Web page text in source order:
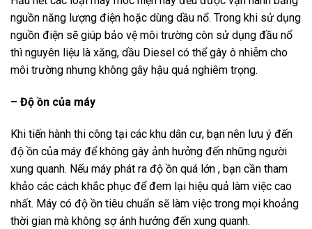
nguồn năng lượng điện hoặc dùng dầu nổ. Trong khi sử dụng
nguồn điện sẽ giúp bảo vệ môi trường còn sử dụng đầu nổ
thì nguyên liệu là xăng, dầu Diesel có thể gây ô nhiễm cho
môi trường nhưng không gây hậu quả nghiêm trọng.
– Độ ồn của máy
Khi tiến hành thi công tại các khu dân cư, bạn nên lưu ý đến
độ ồn của máy để không gây ảnh hưởng đến những người
xung quanh. Nếu máy phát ra độ ồn quá lớn , bạn cần tham
khảo các cách khắc phục để đem lại hiệu quả làm việc cao
nhất. Máy có độ ồn tiêu chuẩn sẽ làm việc trong mọi khoảng
thời gian mà không sợ ảnh hưởng đến xung quanh.